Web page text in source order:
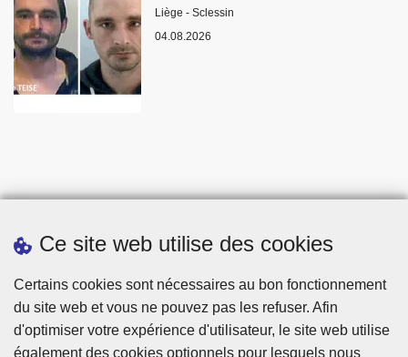
Ce site web utilise des cookies
Certains cookies sont nécessaires au bon fonctionnement
du site web et vous ne pouvez pas les refuser. Afin
d'optimiser votre expérience d'utilisateur, le site web utilise
également des cookies optionnels pour lesquels nous
Lieux
Liège - Sclessin
04.08.2026
Statistiques